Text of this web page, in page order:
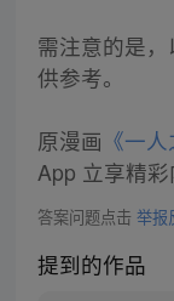
需注意的是
供参考。
原漫画 《一人
App 立享精彩
答案问题点击 举报
提到的作品